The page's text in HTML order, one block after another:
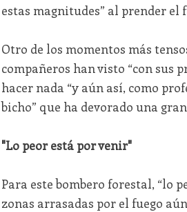
estas magnitudes” al prender el
Otro de los momentos más
compañeros han visto “con sus
hacer nada “y aún así, como
bicho” que ha devorado una
"Lo peor está por venir"
Para este bombero forestal, “lo
zonas arrasadas por el fuego